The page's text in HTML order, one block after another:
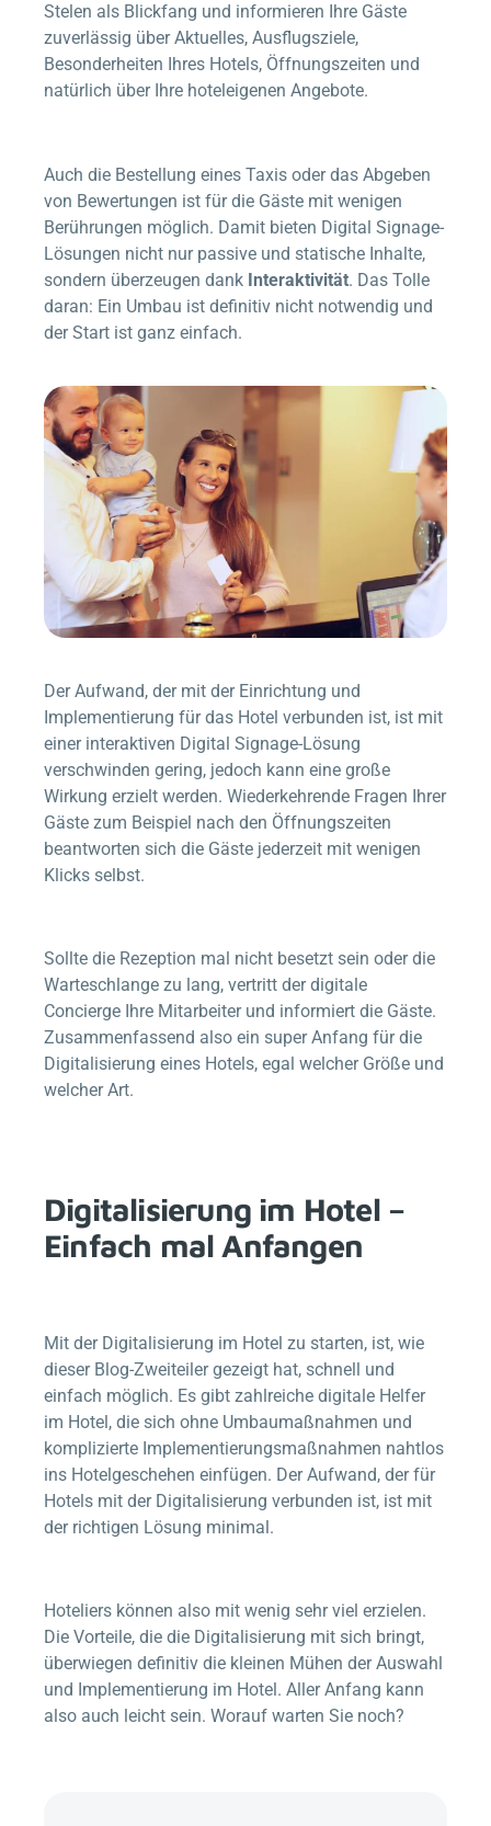
Stelen als Blickfang und informieren Ihre Gäste
zuverlässig über Aktuelles, Ausflugsziele,
Besonderheiten Ihres Hotels, Öffnungszeiten und
natürlich über Ihre hoteleigenen Angebote.
Auch die Bestellung eines Taxis oder das Abgeben
von Bewertungen ist für die Gäste mit wenigen
Berührungen möglich. Damit bieten Digital Signage-
Lösungen nicht nur passive und statische Inhalte,
sondern überzeugen dank Interaktivität. Das Tolle
daran: Ein Umbau ist definitiv nicht notwendig und
der Start ist ganz einfach.
Der Aufwand, der mit der Einrichtung und
Implementierung für das Hotel verbunden ist, ist mit
einer interaktiven Digital Signage-Lösung
verschwinden gering, jedoch kann eine große
Wirkung erzielt werden. Wiederkehrende Fragen Ihrer
Gäste zum Beispiel nach den Öffnungszeiten
beantworten sich die Gäste jederzeit mit wenigen
Klicks selbst.
Sollte die Rezeption mal nicht besetzt sein oder die
Warteschlange zu lang, vertritt der digitale
Concierge Ihre Mitarbeiter und informiert die Gäste.
Zusammenfassend also ein super Anfang für die
Digitalisierung eines Hotels, egal welcher Größe und
welcher Art.
Digitalisierung im Hotel –
Einfach mal Anfangen
Mit der Digitalisierung im Hotel zu starten, ist, wie
dieser Blog-Zweiteiler gezeigt hat, schnell und
einfach möglich. Es gibt zahlreiche digitale Helfer
im Hotel, die sich ohne Umbaumaßnahmen und
komplizierte Implementierungsmaßnahmen nahtlos
ins Hotelgeschehen einfügen. Der Aufwand, der für
Hotels mit der Digitalisierung verbunden ist, ist mit
der richtigen Lösung minimal.
Hoteliers können also mit wenig sehr viel erzielen.
Die Vorteile, die die Digitalisierung mit sich bringt,
überwiegen definitiv die kleinen Mühen der Auswahl
und Implementierung im Hotel. Aller Anfang kann
also auch leicht sein. Worauf warten Sie noch?